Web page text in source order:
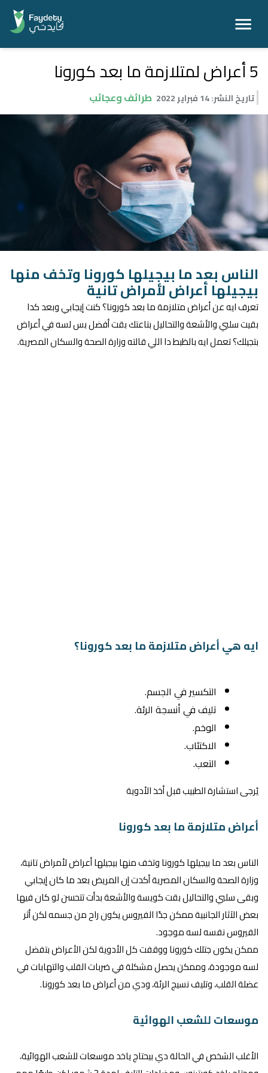
5 أعراض لمتلازمة ما بعد كورونا
تاريخ النشر:14 فبراير 2022 طرائف وعجائب
الناس بعد ما بيجيلها كورونا وتخف منها
بيجيلها أعراض لأمراض تانية
تعرف ايه عن أعراض متلازمة ما بعد كورونا؟ كنت إيجابي وبعد كدا
بقيت سلبي والأشعة والتحاليل بتاعتك بقت أفضل بس لسه في أعراض
بتجيلك؟ تعمل ايه بالظبط دا اللي قالته وزارة الصحة والسكان المصرية.
ايه هي أعراض متلازمة ما بعد كورونا؟
التكسير في الجسم.
تليف في أنسجة الرئة.
الوخم.
الاكتئاب.
التعب.
يُرجى استشارة الطبيب قبل أخذ الأدوية
أعراض متلازمة ما بعد كورونا
الناس بعد ما بيجيلها كورونا وتخف منها بيجيلها أعراض لأمراض تانية،
وزارة الصحة والسكان المصرية أكدت إن المريض بعد ما كان إيجابي
وبقى سلبي والتحاليل بقت كويسة والأشعة بدأت تتحسن لو كان فيها
بعض الآثار الجانبية ممكن جدًا الفيروس يكون راح من جسمه لكن أثر
الفيروس نفسه لسه موجود.
ممكن يكون جتلك كورونا ووقفت كل الأدوية لكن الأعراض بتفضل
لسه موجودة، وممكن يحصل مشكلة في ضربات القلب والتهابات في
عضلة القلب، وتليف نسيج الرئة، ودي من أعراض ما بعد كورونا.
موسعات للشعب الهوائية
الأغلب الشخص في الحالة دي بيحتاج ياخد موسعات للشعب الهوائية،